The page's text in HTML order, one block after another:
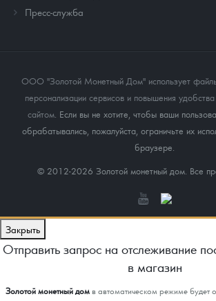
Пресс-служба
ООО "Золотой Монетный Дом" использует
персонализации сервисов и повышения
сайтом. Если вы не хотите, чтобы ваши
обрабатывались, пожалуйста, ограничьте их
браузере.
© 2012-2026 Золотой монетный дом. Все
Закрыть
Отправить запрос на отслеживание
в магазин
Золотой монетный домв автоматическом режиме будет